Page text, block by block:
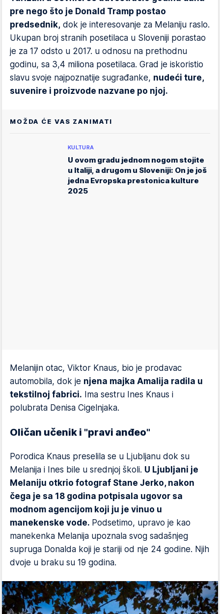
pre nego što je Donald Tramp postao
predsednik, dok je interesovanje za Melaniju raslo.
Ukupan broj stranih posetilaca u Sloveniji porastao
je za 17 odsto u 2017. u odnosu na prethodnu
godinu, sa 3,4 miliona posetilaca. Grad je iskoristio
slavu svoje najpoznatije sugrađanke, nudeći ture,
suvenire i proizvode nazvane po njoj.
MOŽDA ĆE VAS ZANIMATI
KULTURA
U ovom gradu jednom nogom stojite
u Italiji, a drugom u Sloveniji: On je još
jedna Evropska prestonica kulture
2025
Melanijin otac, Viktor Knaus, bio je prodavac
automobila, dok je njena majka Amalija radila u
tekstilnoj fabrici. Ima sestru Ines Knaus i
polubrata Denisa Cigelnjaka.
Oličan učenik i "pravi anđeo"
Porodica Knaus preselila se u Ljubljanu dok su
Melanija i Ines bile u srednjoj školi. U Ljubljani je
Melaniju otkrio fotograf Stane Jerko, nakon
čega je sa 18 godina potpisala ugovor sa
modnom agencijom koji ju je vinuo u
manekenske vode. Podsetimo, upravo je kao
manekenka Melanija upoznala svog sadašnjeg
supruga Donalda koji je stariji od nje 24 godine. Njih
dvoje u braku su 19 godina.